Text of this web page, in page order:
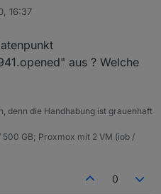
wie aus einem alias
oder "geschlossen" wird?
Kenntnisse, um Dein
Post dahingehend richtig zu
16:37
aus ? Welche
denn die Handhabung ist grauenhaft
500 GB; Proxmox mit 2 VM (iob /
0